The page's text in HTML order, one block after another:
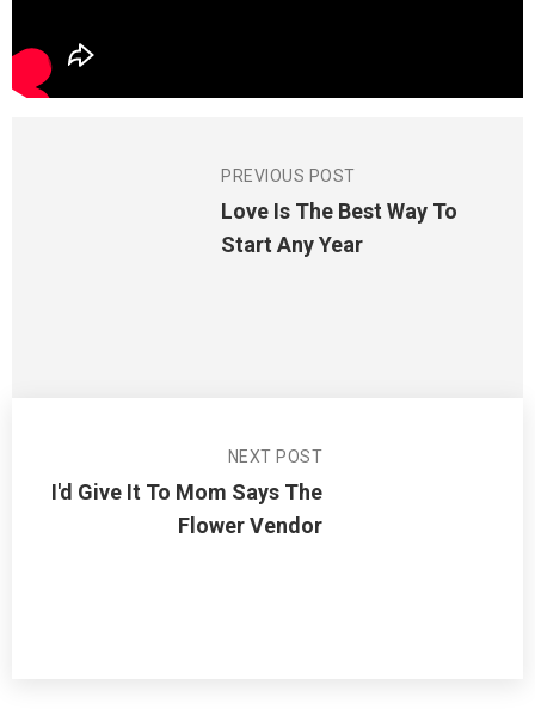
PREVIOUS POST
Love Is The Best Way To
Start Any Year
NEXT POST
I'd Give It To Mom Says The
Flower Vendor